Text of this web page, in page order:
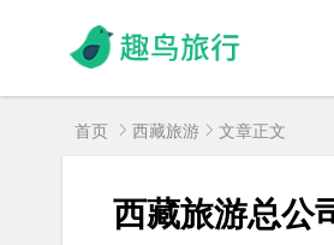
首页 西藏旅游 文章正文
西藏旅游总公